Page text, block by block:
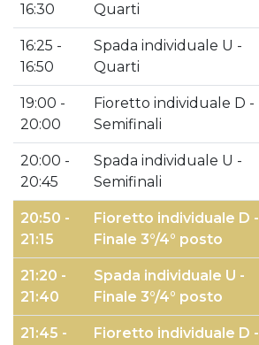
16:30
Quarti
16:25 -
16:50
Spada individuale U -
Quarti
19:00 -
20:00
Fioretto individuale D -
Semifinali
20:00 -
20:45
Spada individuale U -
Semifinali
20:50 -
21:15
Fioretto individuale D -
Finale 3°/4° posto
21:20 -
21:40
Spada individuale U -
Finale 3°/4° posto
21:45 -
Fioretto individuale D -